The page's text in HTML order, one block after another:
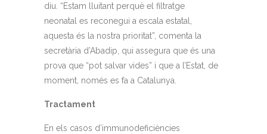
diu. “Estam lluitant perquè el filtratge
neonatal es reconegui a escala estatal,
aquesta és la nostra prioritat”, comenta la
secretària d’Abadip, qui assegura que és una
prova que “pot salvar vides” i que a l’Estat, de
moment, només es fa a Catalunya.
Tractament
En els casos d’immunodeficiències